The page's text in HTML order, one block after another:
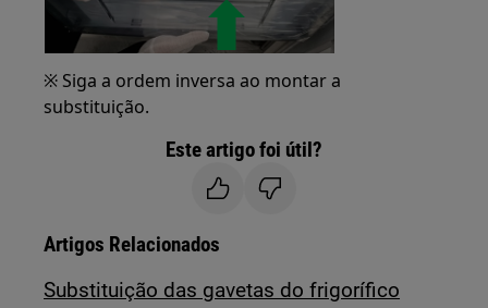
※ Siga a ordem inversa ao montar a
substituição.
Este artigo foi útil?
Artigos Relacionados
Substituição das gavetas do frigorífico